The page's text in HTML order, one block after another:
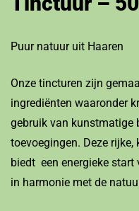
Puur natuur uit Haaren
Onze tincturen zijn
ingrediënten waaronder
gebruik van kunstmatige
toevoegingen. Deze
biedt een energieke start
in harmonie met de